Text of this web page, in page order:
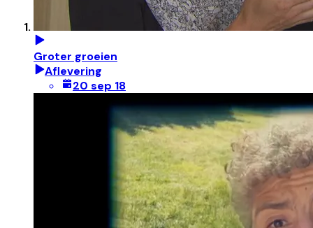
Groter groeien
Aflevering
20 sep 18